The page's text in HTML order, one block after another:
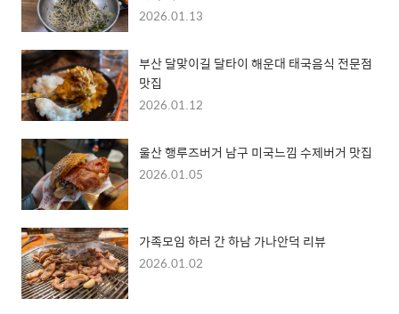
2026.01.13
부산 달맞이길 달타이 해운대 태국음식 전문점
맛집
2026.01.12
울산 행루즈버거 남구 미국느낌 수제버거 맛집
2026.01.05
가족모임 하러 간 하남 가나안덕 리뷰
2026.01.02